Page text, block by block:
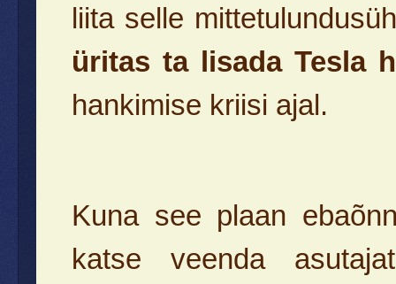
liita selle
üritas ta lisada Tesla
hankimise kriisi ajal.
Kuna see plaan
katse veenda